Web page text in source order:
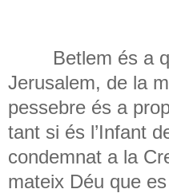
Betlem és a
Jerusalem, de la
pessebre és a
tant si és l’Infant
condemnat a la
mateix Déu que